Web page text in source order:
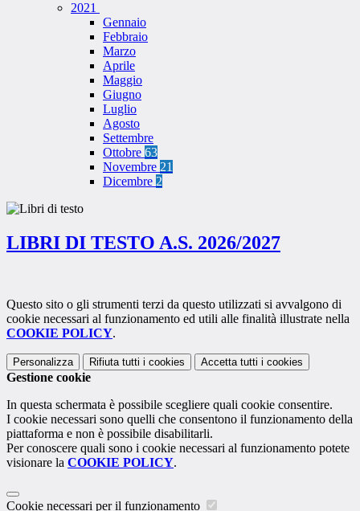
2021
Gennaio
Febbraio
Marzo
Aprile
Maggio
Giugno
Luglio
Agosto
Settembre
Ottobre 63
Novembre 21
Dicembre 2
LIBRI DI TESTO A.S. 2026/2027
Questo sito o gli strumenti terzi da questo utilizzati si avvalgono di
cookie necessari al funzionamento ed utili alle finalità illustrate nella
COOKIE POLICY.
Personalizza Rifiuta tutti i cookies Accetta tutti i cookies
Gestione cookie
In questa schermata è possibile scegliere quali cookie consentire.
I cookie necessari sono quelli che consentono il funzionamento della
piattaforma e non è possibile disabilitarli.
Per conoscere quali sono i cookie necessari al funzionamento potete
visionare la COOKIE POLICY.
Cookie necessari per il funzionamento